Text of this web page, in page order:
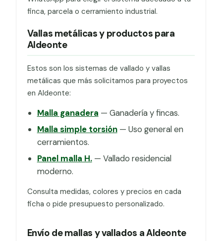
finca, parcela o cerramiento industrial.
Vallas metálicas y productos para
Aldeonte
Estos son los sistemas de vallado y vallas
metálicas que más solicitamos para proyectos
en Aldeonte:
Malla ganadera — Ganadería y fincas.
Malla simple torsión— Uso general en
cerramientos.
Panel malla H.— Vallado residencial
moderno.
Consulta medidas, colores y precios en cada
ficha o pide presupuesto personalizado.
Envío de mallas y vallados a Aldeonte